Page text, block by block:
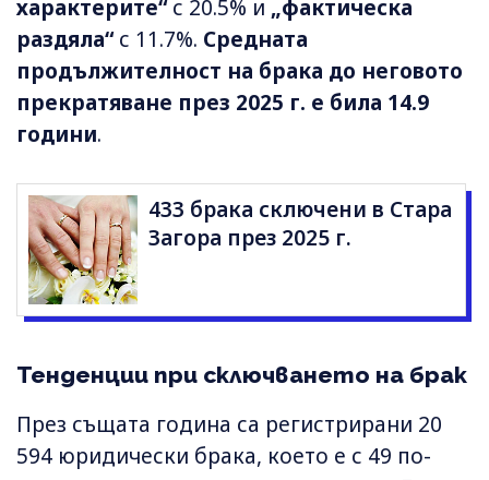
характерите“с 20.5% и „фактическа
раздяла“с 11.7%. Средната
продължителност на брака до неговото
прекратяване през 2025 г. е била 14.9
години.
433 брака сключени в Стара
Загора през 2025 г.
Тенденции при сключването на брак
През същата година са регистрирани 20
594 юридически брака, което е с 49 по-